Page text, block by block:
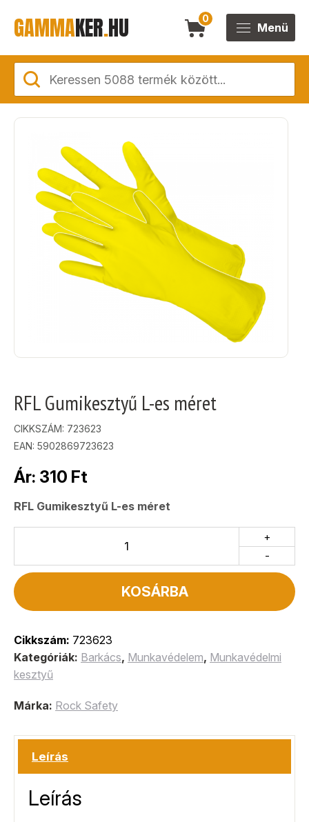
GAMMAKER.HU 0
Menü
RFL Gumikesztyű L-es méret
CIKKSZÁM: 723623
EAN: 5902869723623
Ár: 310 Ft
RFL Gumikesztyű L-es méret
-
+
KOSÁRBA
Cikkszám: 723623
Kategóriák: Barkács, Munkavédelem, Munkavédelmi
kesztyű
Márka: Rock Safety
Leírás
Leírás